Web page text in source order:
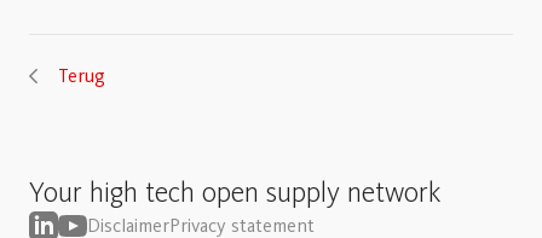
Terug
Your high tech open supply network
DisclaimerPrivacy statement